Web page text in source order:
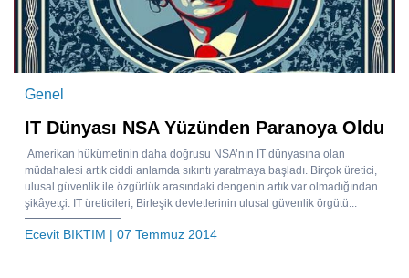
Genel
IT Dünyası NSA Yüzünden Paranoya Oldu
Amerikan hükümetinin daha doğrusu NSA’nın IT dünyasına olan
müdahalesi artık ciddi anlamda sıkıntı yaratmaya başladı. Birçok üretici,
ulusal güvenlik ile özgürlük arasındaki dengenin artık var olmadığından
şikâyetçi. IT üreticileri, Birleşik devletlerinin ulusal güvenlik örgütü...
Ecevit BIKTIM | 07 Temmuz 2014